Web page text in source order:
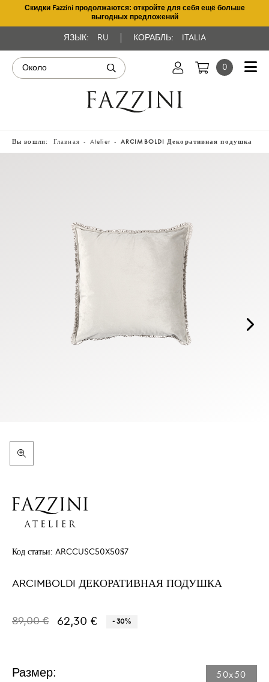
Скидки Fazzini продолжаются: откройте для себя ещё больше
выгодных предложений
ЯЗЫК: RU КОРАБЛЬ: ITALIA
0
Вы вошли: Главная Atelier ARCIMBOLDI Декоративная подушка
Код статьи: ARCCUSC50X50$7
ARCIMBOLDI ДЕКОРАТИВНАЯ ПОДУШКА
89,00 € 62,30 € - 30%
Размер: 50x50